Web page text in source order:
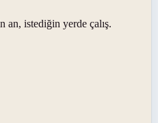
istediğin yerde çalış.